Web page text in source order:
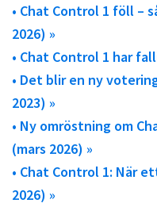
• Chat Control 1 föll –
2026) »
• Chat Control 1 har
• Det blir en ny
2023) »
• Ny omröstning om
(mars 2026) »
• Chat Control 1: När
2026) »